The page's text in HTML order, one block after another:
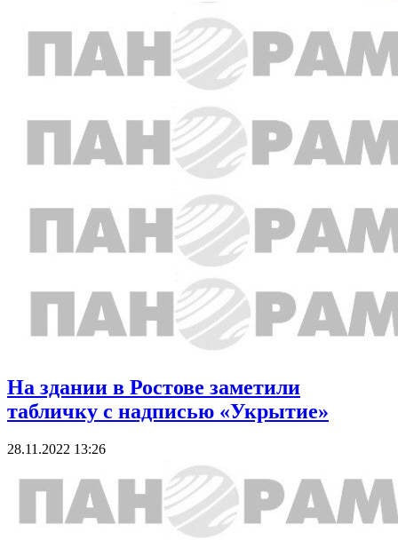
На здании в Ростове заметили
табличку с надписью «Укрытие»
28.11.2022 13:26